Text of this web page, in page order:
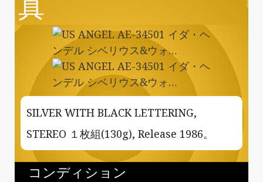
SILVER WITH BLACK LETTERING,
STEREO １枚組(130g), Release 1986。
コンディション